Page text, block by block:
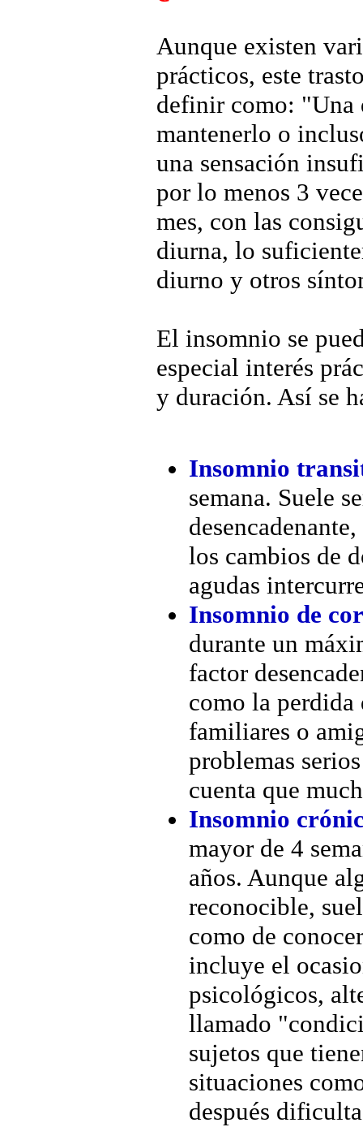
Aunque existen
prácticos, este
definir como: "Una
mantenerlo o
una sensación
por lo menos 3
mes, con las
diurna, lo
diurno y otros
El insomnio se
especial interés
y duración. Así se
Insomnio
semana. Suele
los cambios de
agudas
Insomnio de
durante un
factor
como la perdida
familiares o
problemas
cuenta que
Insomnio
mayor de 4
años. Aunque
reconocible,
como de
incluye el
psicológicos,
llamado
sujetos que
situaciones
después